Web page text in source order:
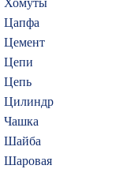
Хомуты
Цапфа
Цемент
Цепи
Цепь
Цилиндр
Чашка
Шайба
Шаровая